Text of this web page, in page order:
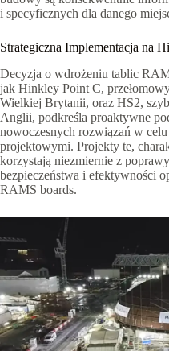
i specyficznych dla danego
Strategiczna Implementacja na
Decyzja o wdrożeniu tablic
jak Hinkley Point C,
Wielkiej Brytanii, oraz HS2,
Anglii, podkreśla proaktywne
nowoczesnych rozwiązań w
projektowymi. Projekty te,
korzystają niezmiernie z
bezpieczeństwa i efektywności
RAMS boards.